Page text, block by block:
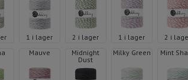
1 i lager 2 i lager 1 i lager
2 i
Mauve
Midnight
Dust
Milky Green Mint